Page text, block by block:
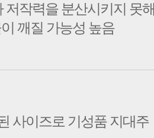
저작력을 분산시키지 못해
깨질 가능성 높음
사이즈로 기성품 지대주